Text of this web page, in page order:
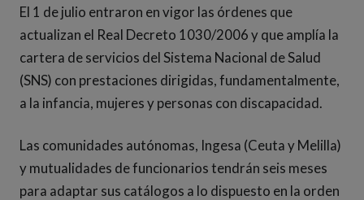
El 1 de julio entraron en vigor las órdenes que
actualizan el Real Decreto 1030/2006 y que amplía la
cartera de servicios del Sistema Nacional de Salud
(SNS) con prestaciones dirigidas, fundamentalmente,
a la infancia, mujeres y personas con discapacidad.
Las comunidades autónomas, Ingesa (Ceuta y Melilla)
y mutualidades de funcionarios tendrán seis meses
para adaptar sus catálogos a lo dispuesto en la orden